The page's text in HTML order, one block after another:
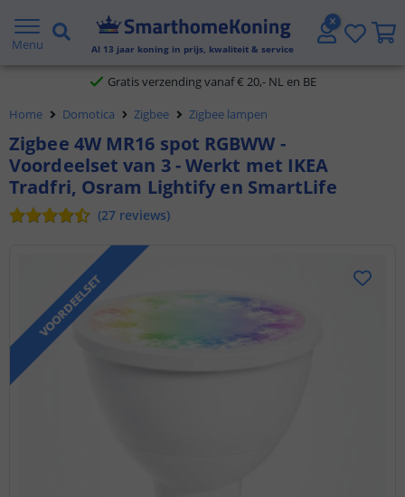
Menu Al 13 jaar koning in prijs, kwaliteit & service
2 jaar garantie
Gratis verzending vanaf € 20,- NL en BE
Klantbeoordeling 9.1
Voor 23:45 uur besteld,morgen in huis
Home Domotica Zigbee Zigbee lampen
Zigbee 4W MR16 spot RGBWW -
Voordeelset van 3 - Werkt met IKEA
Tradfri, Osram Lightify en SmartLife
(27 reviews)
VOORDEELSET